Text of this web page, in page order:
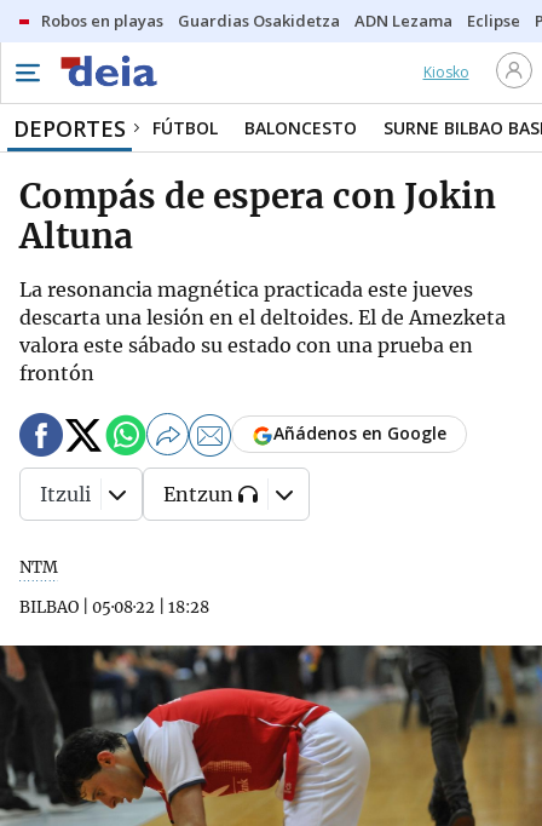
Robos en playas Guardias Osakidetza ADN Lezama Eclipse
Kiosko
DEPORTES FÚTBOL BALONCESTO SURNE BILBAO
Compás de espera con Jokin
Altuna
La resonancia magnética practicada este jueves
descarta una lesión en el deltoides. El de Amezketa
valora este sábado su estado con una prueba en
frontón
NTM
BILBAO
05·08·22 18:28
Añádenos en Google
Itzuli Entzun